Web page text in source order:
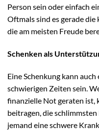
Person sein oder einfach
Oftmals sind es gerade die
die am meisten Freude
Schenken als
Eine Schenkung kann
schwierigen Zeiten sein.
finanzielle Not geraten ist,
beitragen, die
jemand eine schwere